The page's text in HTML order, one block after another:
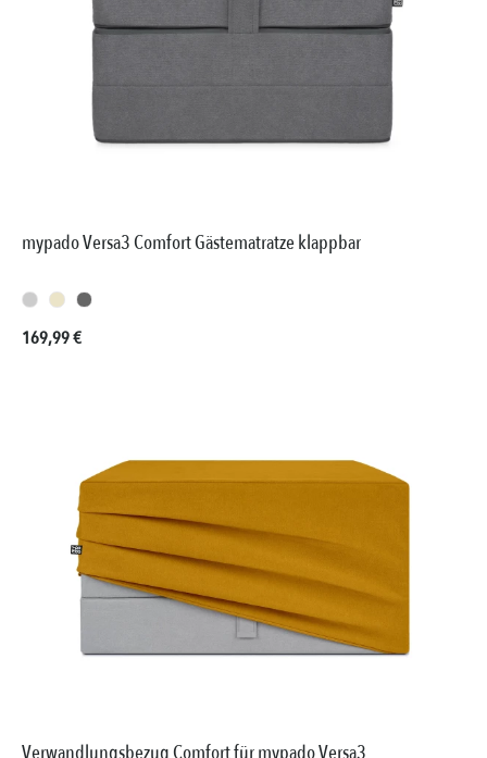
mypado Versa3 Comfort Gästematratze klappbar
Regulärer Preis:
169,99 €